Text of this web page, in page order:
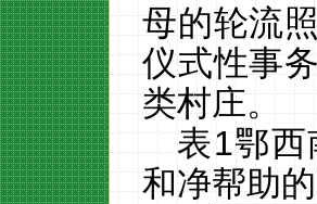
母的轮流
仪式性事
类村庄。
表1鄂西
和净帮助